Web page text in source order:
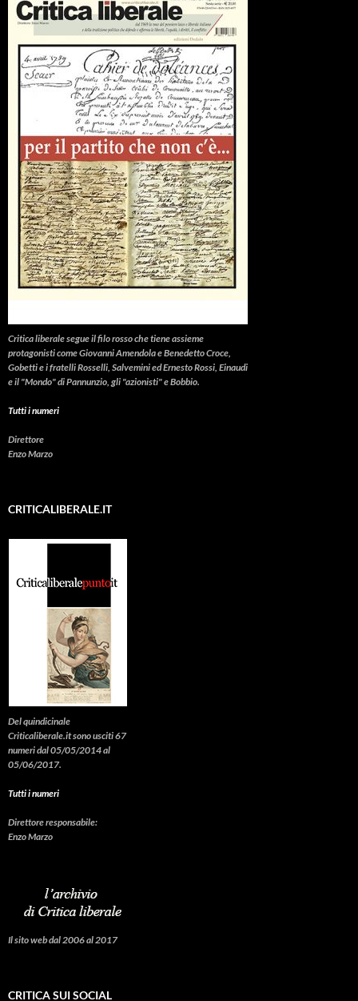
Critica liberalesegue il filo rosso che tiene assieme
protagonisti come Giovanni Amendola e Benedetto Croce,
Gobetti e i fratelli Rosselli, Salvemini ed Ernesto Rossi, Einaudi
e il "Mondo" di Pannunzio, gli "azionisti" e Bobbio.
Tutti i numeri
Direttore
Enzo Marzo
CRITICALIBERALE.IT
Del quindicinale
Criticaliberale.it sono usciti 67
numeri dal 05/05/2014 al
05/06/2017.
Tutti i numeri
Direttore responsabile:
Enzo Marzo
Il sito web dal 2006 al 2017
CRITICA SUI SOCIAL